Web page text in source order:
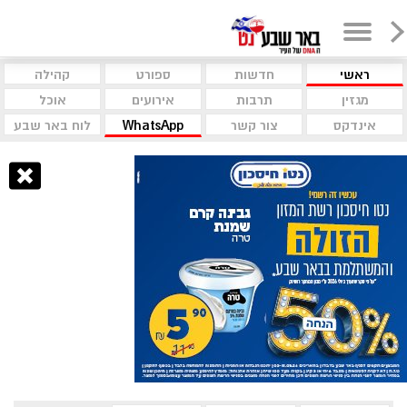
ראשי חדשות ספורט
קהילה
מגזין
תרבות אירועים
אוכל
אינדקס
צור קשר WhatsApp לוח באר שבע